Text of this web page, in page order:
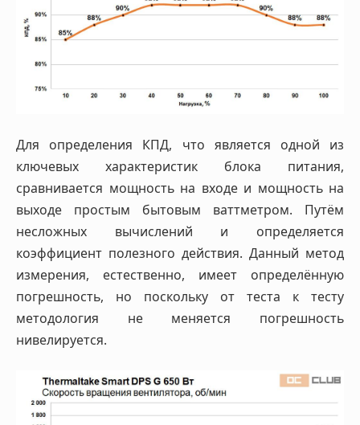
Для определения КПД, что является одной из
ключевых характеристик блока питания,
сравнивается мощность на входе и мощность на
выходе простым бытовым ваттметром. Путём
несложных вычислений и определяется
коэффициент полезного действия. Данный метод
измерения, естественно, имеет определённую
погрешность, но поскольку от теста к тесту
методология не меняется погрешность
нивелируется.